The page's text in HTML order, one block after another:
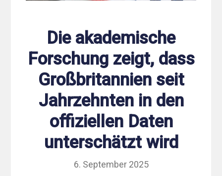
Die akademische
Forschung zeigt, dass
Großbritannien seit
Jahrzehnten in den
offiziellen Daten
unterschätzt wird
6. September 2025